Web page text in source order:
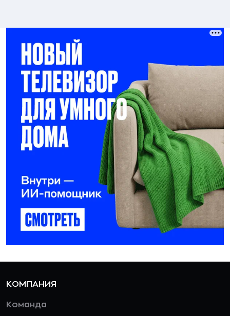
КОМПАНИЯ
Команда